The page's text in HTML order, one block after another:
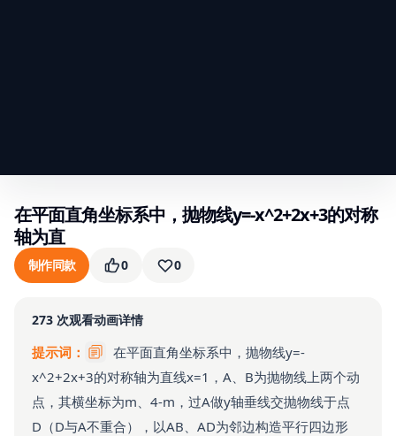
在平面直角坐标系中，抛物线y=-x^2+2x+3的对称
轴为直
制作同款 0 0
273 次观看动画详情
提示词：
在平面直角坐标系中，抛物线y=-
x^2+2x+3的对称轴为直线x=1，A、B为抛物线上两个动
点，其横坐标为m、4-m，过A做y轴垂线交抛物线于点
D（D与A不重合），以AB、AD为邻边构造平行四边形